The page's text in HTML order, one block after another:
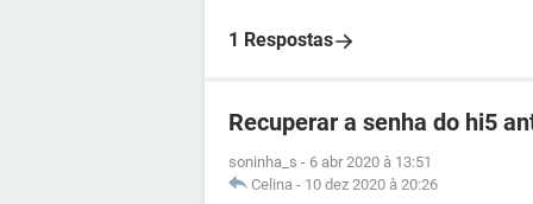
1 Respostas
Recuperar a senha do hi5
soninha_s - 6 abr 2020 à 13:51
Celina - 10 dez 2020 à 20:26